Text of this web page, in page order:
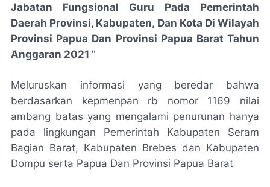
Jabatan Fungsional Guru Pada Pemerintah
Daerah Provinsi, Kabupaten, Dan Kota Di Wilayah
Provinsi Papua Dan Provinsi Papua Barat Tahun
Anggaran 2021 "
Meluruskan informasi yang beredar bahwa
berdasarkan kepmenpan rb nomor 1169 nilai
ambang batas yang mengalami penurunan hanya
pada lingkungan Pemerintah Kabupaten Seram
Bagian Barat, Kabupaten Brebes dan Kabupaten
Dompu serta Papua Dan Provinsi Papua Barat